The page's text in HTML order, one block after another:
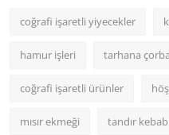
coğrafi işaretli yiyecekler
hamur işleri tarhana
coğrafi işaretli ürünler
mısır ekmeği tandır kebabı